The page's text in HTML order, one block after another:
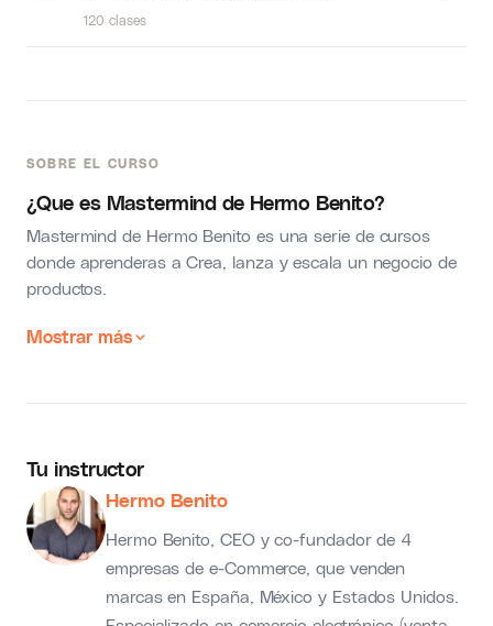
SOBRE EL CURSO
¿Que es Mastermind de Hermo Benito?
Mastermind de Hermo Benito es una serie de cursos
donde aprenderas a Crea, lanza y escala un negocio de
productos.
Mostrar más
120 clases
Tu instructor
Hermo Benito
Hermo Benito, CEO y co-fundador de 4
empresas de e-Commerce, que venden
marcas en España, México y Estados Unidos.